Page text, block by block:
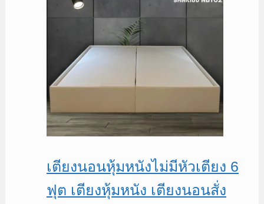
เตียงนอนหุ้มหนังไม่มีหัวเตียง 6
ฟุต เตียงหุ้มหนัง เตียงนอนสั่ง